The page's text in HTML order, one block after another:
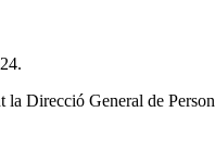
la Direcció General de